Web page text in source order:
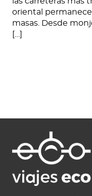
oriental
masas. Desde